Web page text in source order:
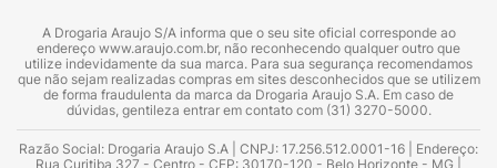
A Drogaria Araujo S/A informa que o seu site oficial corresponde ao
endereço www.araujo.com.br, não reconhecendo qualquer outro que
utilize indevidamente da sua marca. Para sua segurança recomendamos
que não sejam realizadas compras em sites desconhecidos que se utilizem
de forma fraudulenta da marca da Drogaria Araujo S.A. Em caso de
dúvidas, gentileza entrar em contato com (31) 3270-5000.
Razão Social: Drogaria Araujo S.A | CNPJ: 17.256.512.0001-16 | Endereço:
Rua Curitiba 327 - Centro - CEP: 30170-120 - Belo Horizonte - MG |